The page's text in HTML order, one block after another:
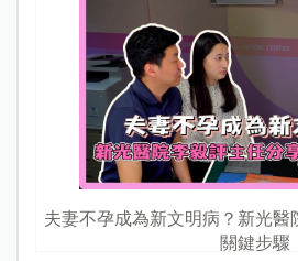
夫妻不孕成為新文明病？新光醫
關鍵步驟